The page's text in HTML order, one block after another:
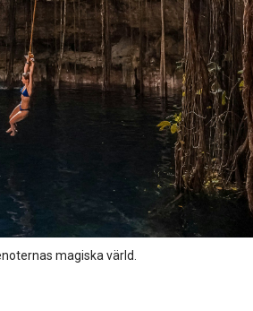
magiska värld.